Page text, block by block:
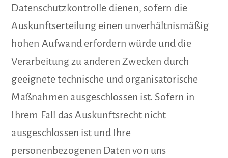
Datenschutzkontrolle dienen, sofern die
Auskunftserteilung einen unverhältnismäßig
hohen Aufwand erfordern würde und die
Verarbeitung zu anderen Zwecken durch
geeignete technische und organisatorische
Maßnahmen ausgeschlossen ist. Sofern in
Ihrem Fall das Auskunftsrecht nicht
ausgeschlossen ist und Ihre
personenbezogenen Daten von uns